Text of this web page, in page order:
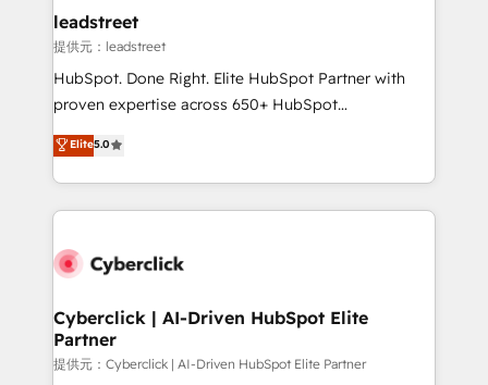
and technology for predictable, scalable revenue
growth. Our expertise spans RevOps, CRM and data
architecture, AI enablement, and strategic marketing,
delivered through our proprietary FLAIR framework
Partner and ISO 27001:2022 certified consultancy,
we blend strategy, creativity, and technology to help
leadstreet
提供元：leadstreet
HubSpot. Done Right. Elite HubSpot Partner with
proven expertise across 650+ HubSpot
implementations. With 12+ years of HubSpot
experience, we help you use the HubSpot platform
to its fullest capacity, improve your current HubSpot
website, or build your new one.
Elite5.0
Cyberclick | AI-Driven HubSpot Elite
Partner
提供元：Cyberclick | AI-Driven HubSpot Elite Partner